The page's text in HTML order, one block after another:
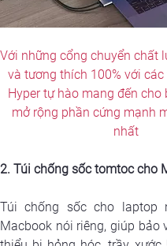
Với những cổng chuyển chất
và tương thích 100% với
Hyper tự hào mang đến cho
mở rộng phần cứng mạnh
nhất
2. Túi chống sốc tomtoc cho
Túi chống sốc cho laptop
Macbook nói riêng, giúp bảo